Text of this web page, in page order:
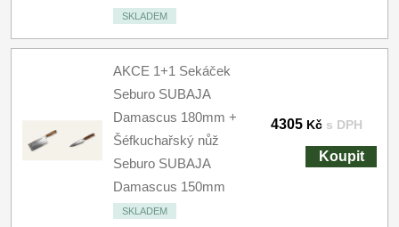
SKLADEM
AKCE 1+1 Sekáček
Seburo SUBAJA
Damascus 180mm +
Šéfkuchařský nůž
Seburo SUBAJA
Damascus 150mm
SKLADEM
4305 Kč s DPH
Koupit